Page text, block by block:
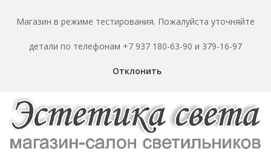
Магазин в режиме тестирования. Пожалуйста уточняйте
детали по телефонам +7 937 180-63-90 и 379-16-97
Отклонить